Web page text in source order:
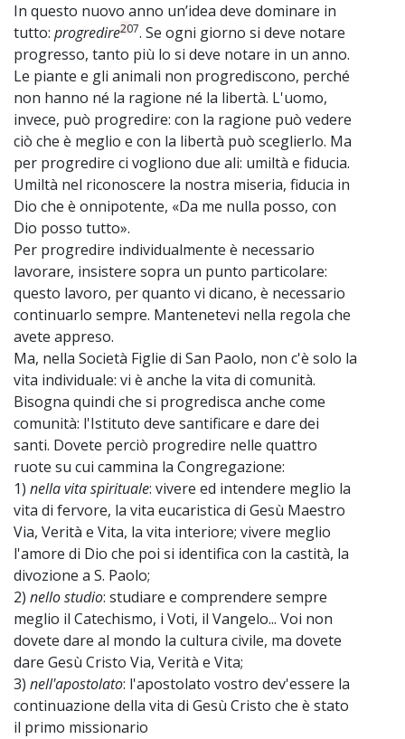
In questo nuovo anno un’idea deve dominare in
tutto: progredire207. Se ogni giorno si deve notare
progresso, tanto più lo si deve notare in un anno.
Le piante e gli animali non progrediscono, perché
non hanno né la ragione né la libertà. L'uomo,
invece, può progredire: con la ragione può vedere
ciò che è meglio e con la libertà può sceglierlo. Ma
per progredire ci vogliono due ali: umiltà e fiducia.
Umiltà nel riconoscere la nostra miseria, fiducia in
Dio che è onnipotente, «Da me nulla posso, con
Dio posso tutto».
Per progredire individualmente è necessario
lavorare, insistere sopra un punto particolare:
questo lavoro, per quanto vi dicano, è necessario
continuarlo sempre. Mantenetevi nella regola che
avete appreso.
Ma, nella Società Figlie di San Paolo, non c'è solo la
vita individuale: vi è anche la vita di comunità.
Bisogna quindi che si progredisca anche come
comunità: l'Istituto deve santificare e dare dei
santi. Dovete perciò progredire nelle quattro
ruote su cui cammina la Congregazione:
1) nella vita spirituale: vivere ed intendere meglio la
vita di fervore, la vita eucaristica di Gesù Maestro
Via, Verità e Vita, la vita interiore; vivere meglio
l'amore di Dio che poi si identifica con la castità, la
divozione a S. Paolo;
2) nello studio: studiare e comprendere sempre
meglio il Catechismo, i Voti, il Vangelo... Voi non
dovete dare al mondo la cultura civile, ma dovete
dare Gesù Cristo Via, Verità e Vita;
3) nell'apostolato: l'apostolato vostro dev'essere la
continuazione della vita di Gesù Cristo che è stato
il primo missionario